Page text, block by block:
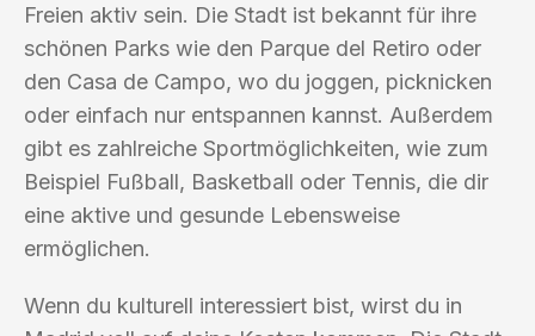
Freien aktiv sein. Die Stadt ist bekannt für ihre
schönen Parks wie den Parque del Retiro oder
den Casa de Campo, wo du joggen, picknicken
oder einfach nur entspannen kannst. Außerdem
gibt es zahlreiche Sportmöglichkeiten, wie zum
Beispiel Fußball, Basketball oder Tennis, die dir
eine aktive und gesunde Lebensweise
ermöglichen.
Wenn du kulturell interessiert bist, wirst du in